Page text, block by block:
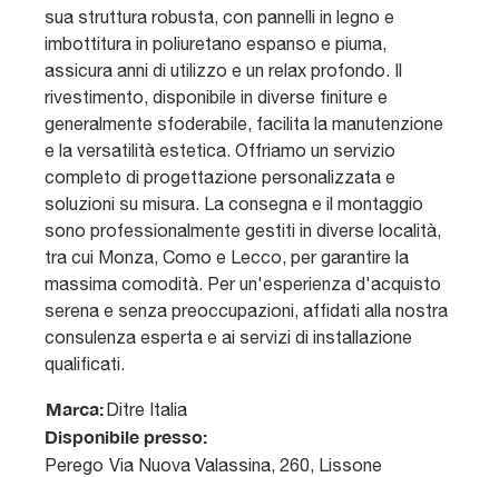
sua struttura robusta, con pannelli in legno e
imbottitura in poliuretano espanso e piuma,
assicura anni di utilizzo e un relax profondo. Il
rivestimento, disponibile in diverse finiture e
generalmente sfoderabile, facilita la manutenzione
e la versatilità estetica. Offriamo un servizio
completo di progettazione personalizzata e
soluzioni su misura. La consegna e il montaggio
sono professionalmente gestiti in diverse località,
tra cui Monza, Como e Lecco, per garantire la
massima comodità. Per un'esperienza d'acquisto
serena e senza preoccupazioni, affidati alla nostra
consulenza esperta e ai servizi di installazione
qualificati.
Marca:Ditre Italia
Disponibile presso:
Perego Via Nuova Valassina, 260, Lissone